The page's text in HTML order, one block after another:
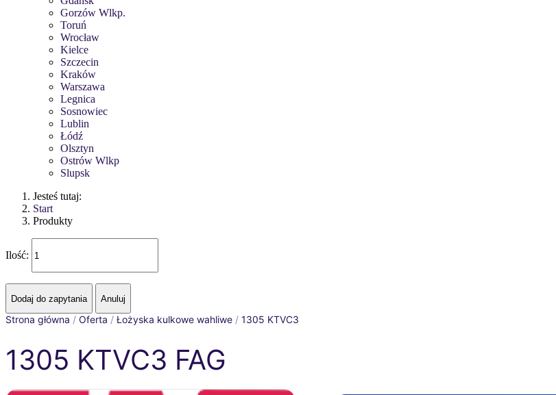
Gorzów Wlkp.
Toruń
Wrocław
Kielce
Szczecin
Kraków
Warszawa
Legnica
Sosnowiec
Lublin
Łódź
Olsztyn
Ostrów Wlkp
Slupsk
Jesteś tutaj:
Start
Produkty
Ilość:
Strona główna / Oferta / Łożyska kulkowe wahliwe / 1305 KTVC3
1305 KTVC3 FAG